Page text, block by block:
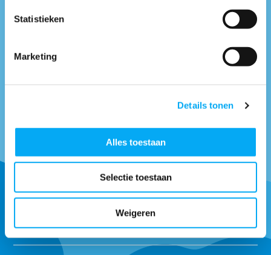
Statistieken
Marketing
Details tonen
Alles toestaan
Selectie toestaan
Weigeren
Neem contact met
Ontvang onze tips om goed uitgerust het water op te gaan.
Abonneer
* Lees hier de wettelijke beperkingen